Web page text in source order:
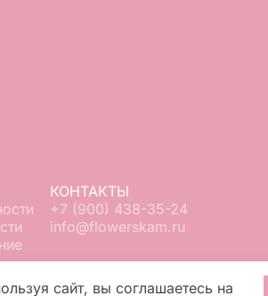
КОНТАКТЫ
+7 (900) 438-35-24
info@flowerskam.ru
сайт, вы соглашаетесь на